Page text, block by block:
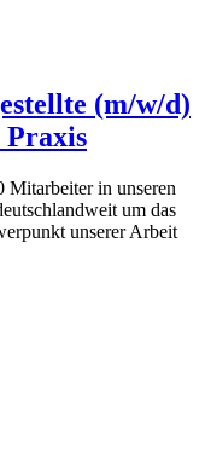
(m/w/d)
Praxis
Mitarbeiter in unseren
um das
unserer Arbeit